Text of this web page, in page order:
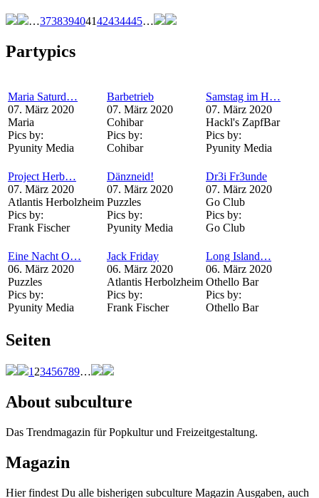
…373839404142434445…
Partypics
Maria Saturd…
07. März 2020
Maria
Pics by:
Pyunity Media
Barbetrieb
07. März 2020
Cohibar
Pics by:
Cohibar
Samstag im H…
07. März 2020
Hackl's ZapfBar
Pics by:
Pyunity Media
Project Herb…
07. März 2020
Atlantis Herbolzheim
Pics by:
Frank Fischer
Dänzneid!
07. März 2020
Puzzles
Pics by:
Pyunity Media
Dr3i Fr3unde
07. März 2020
Go Club
Pics by:
Go Club
Eine Nacht O…
06. März 2020
Puzzles
Pics by:
Pyunity Media
Jack Friday
06. März 2020
Atlantis Herbolzheim
Pics by:
Frank Fischer
Long Island…
06. März 2020
Othello Bar
Pics by:
Othello Bar
Seiten
1 23456789…
About subculture
Das Trendmagazin für Popkultur und Freizeitgestaltung.
Magazin
Hier findest Du alle bisherigen subculture Magazin Ausgaben, auch